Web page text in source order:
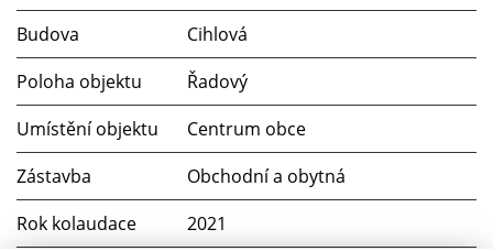
Budova
Cihlová
Poloha objektu
Řadový
Umístění objektu
Centrum obce
Zástavba
Obchodní a obytná
Rok kolaudace
2021